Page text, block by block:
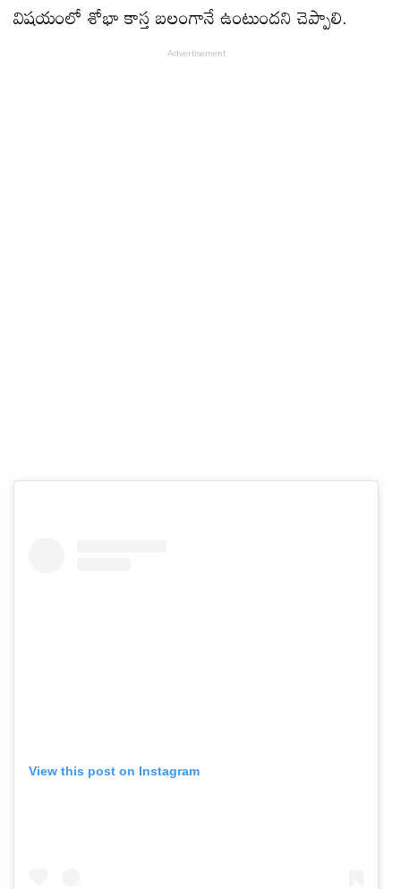
విషయంలో శోభా కాస్త బలంగానే ఉంటుందని చెప్పాలి.
View this post on Instagram